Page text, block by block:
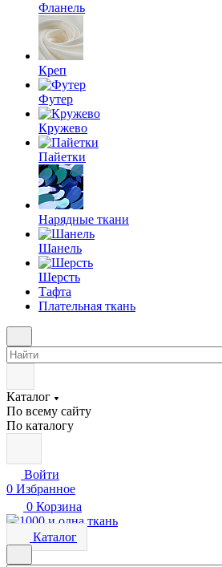
Фланель
Креп
Футер
Кружево
Пайетки
Нарядные ткани
Шанель
Шерсть
Тафта
Плательная ткань
Каталог
По всему сайту
По каталогу
Войти
0 Избранное
0 Корзина
Каталог